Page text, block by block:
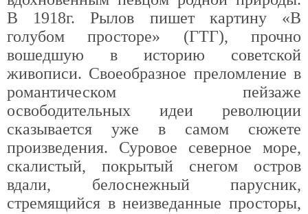
В 1918г. Рылов пишет картину «В
голубом просторе» (ГТГ), прочно
вошедшую в историю советской
живописи. Своеобразное преломление в
романтическом пейзаже
освободительных идеи революции
сказывается уже в самом сюжете
произведения. Суровое северное море,
скалистый, покрытый снегом остров
вдали, белоснежный парусник,
стремящийся в неизведанные просторы,